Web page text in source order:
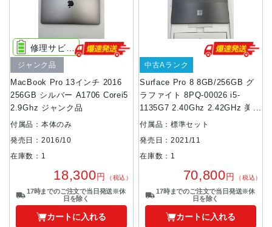
MacBook Pro 13インチ 2016
256GB シルバー A1706 Corei5
2.9Ghz ジャンク品
修理サビス推奨
ジャンク品
付属品：本体のみ
発売日：2016/10
在庫数：1
18,300円 （税込）
17時までのご注文で当日発送※休
日を除く
カートに入れる
Surface Pro 8 8GB/256GB グ
ラファイト 8PQ-00026 i5-
1135G7 2.40Ghz 2.42GHz 美品
中古Aランク
付属品：標準セット
発売日：2021/11
在庫数：1
70,800円 （税込）
17時までのご注文で当日発送※休
日を除く
カートに入れる